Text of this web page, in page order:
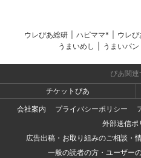
ウレぴあ総研 ハピママ* ウレ
うまいめし
うまいパン
ぴあ関連
チケットぴあ
会社案内
プライバシーポリシー
外部送信ポ
広告出稿・お取り組みのご相談・
一般の読者の方・ユーザー